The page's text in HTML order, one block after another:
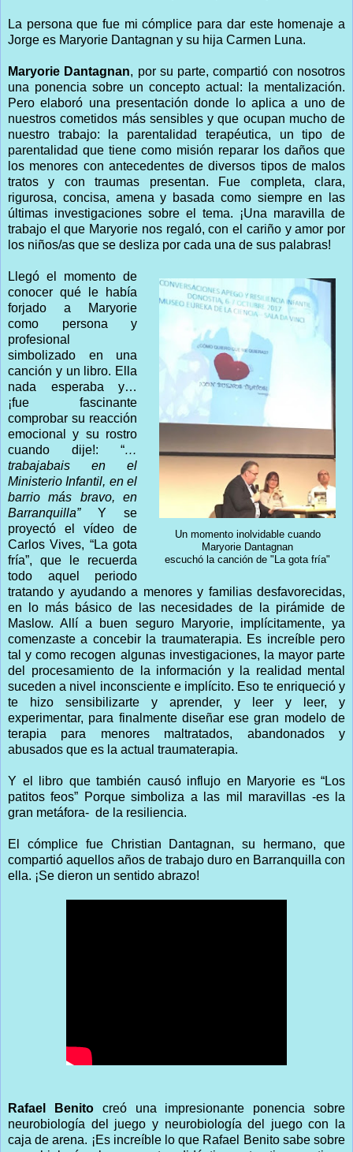
La persona que fue mi cómplice para dar este homenaje a
Jorge es Maryorie Dantagnan y su hija Carmen Luna.
Maryorie Dantagnan, por su parte, compartió con nosotros
una ponencia sobre un concepto actual: la mentalización.
Pero elaboró una presentación donde lo aplica a uno de
nuestros cometidos más sensibles y que ocupan mucho de
nuestro trabajo: la parentalidad terapéutica, un tipo de
parentalidad que tiene como misión reparar los daños que
los menores con antecedentes de diversos tipos de malos
tratos y con traumas presentan. Fue completa, clara,
rigurosa, concisa, amena y basada como siempre en las
últimas investigaciones sobre el tema. ¡Una maravilla de
trabajo el que Maryorie nos regaló, con el cariño y amor por
los niños/as que se desliza por cada una de sus palabras!
Un momento inolvidable cuando
Maryorie Dantagnan
escuchó la canción de "La gota fría"
Llegó el momento de
conocer qué le había
forjado a Maryorie
como persona y
profesional
simbolizado en una
canción y un libro. Ella
nada esperaba y…
¡fue fascinante
comprobar su reacción
emocional y su rostro
cuando dije!: “…
trabajabais en el
Ministerio Infantil, en el
barrio más bravo, en
Barranquilla”Y se
proyectó el vídeo de
Carlos Vives, “La gota
fría”, que le recuerda
todo aquel periodo
tratando y ayudando a menores y familias desfavorecidas,
en lo más básico de las necesidades de la pirámide de
Maslow. Allí a buen seguro Maryorie, implícitamente, ya
comenzaste a concebir la traumaterapia. Es increíble pero
tal y como recogen algunas investigaciones, la mayor parte
del procesamiento de la información y la realidad mental
suceden a nivel inconsciente e implícito. Eso te enriqueció y
te hizo sensibilizarte y aprender, y leer y leer, y
experimentar, para finalmente diseñar ese gran modelo de
terapia para menores maltratados, abandonados y
abusados que es la actual traumaterapia.
Y el libro que también causó influjo en Maryorie es “Los
patitos feos” Porque simboliza a las mil maravillas -es la
gran metáfora- de la resiliencia.
El cómplice fue Christian Dantagnan, su hermano, que
compartió aquellos años de trabajo duro en Barranquilla con
ella. ¡Se dieron un sentido abrazo!
Rafael Benitocreó una impresionante ponencia sobre
neurobiología del juego y neurobiología del juego con la
caja de arena. ¡Es increíble lo que Rafael Benito sabe sobre